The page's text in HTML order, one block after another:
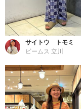
サイトウ トモミ
ビームス 立川